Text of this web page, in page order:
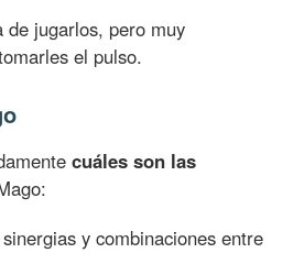
de jugarlos, pero muy
el pulso.
cuáles son las
y combinaciones entre